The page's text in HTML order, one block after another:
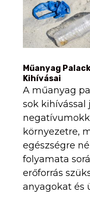
Műanyag
Kihívásai
A műanyag
sok kihívással
környezetre,
egészségre
folyamata
erőforrás
anyagokat és